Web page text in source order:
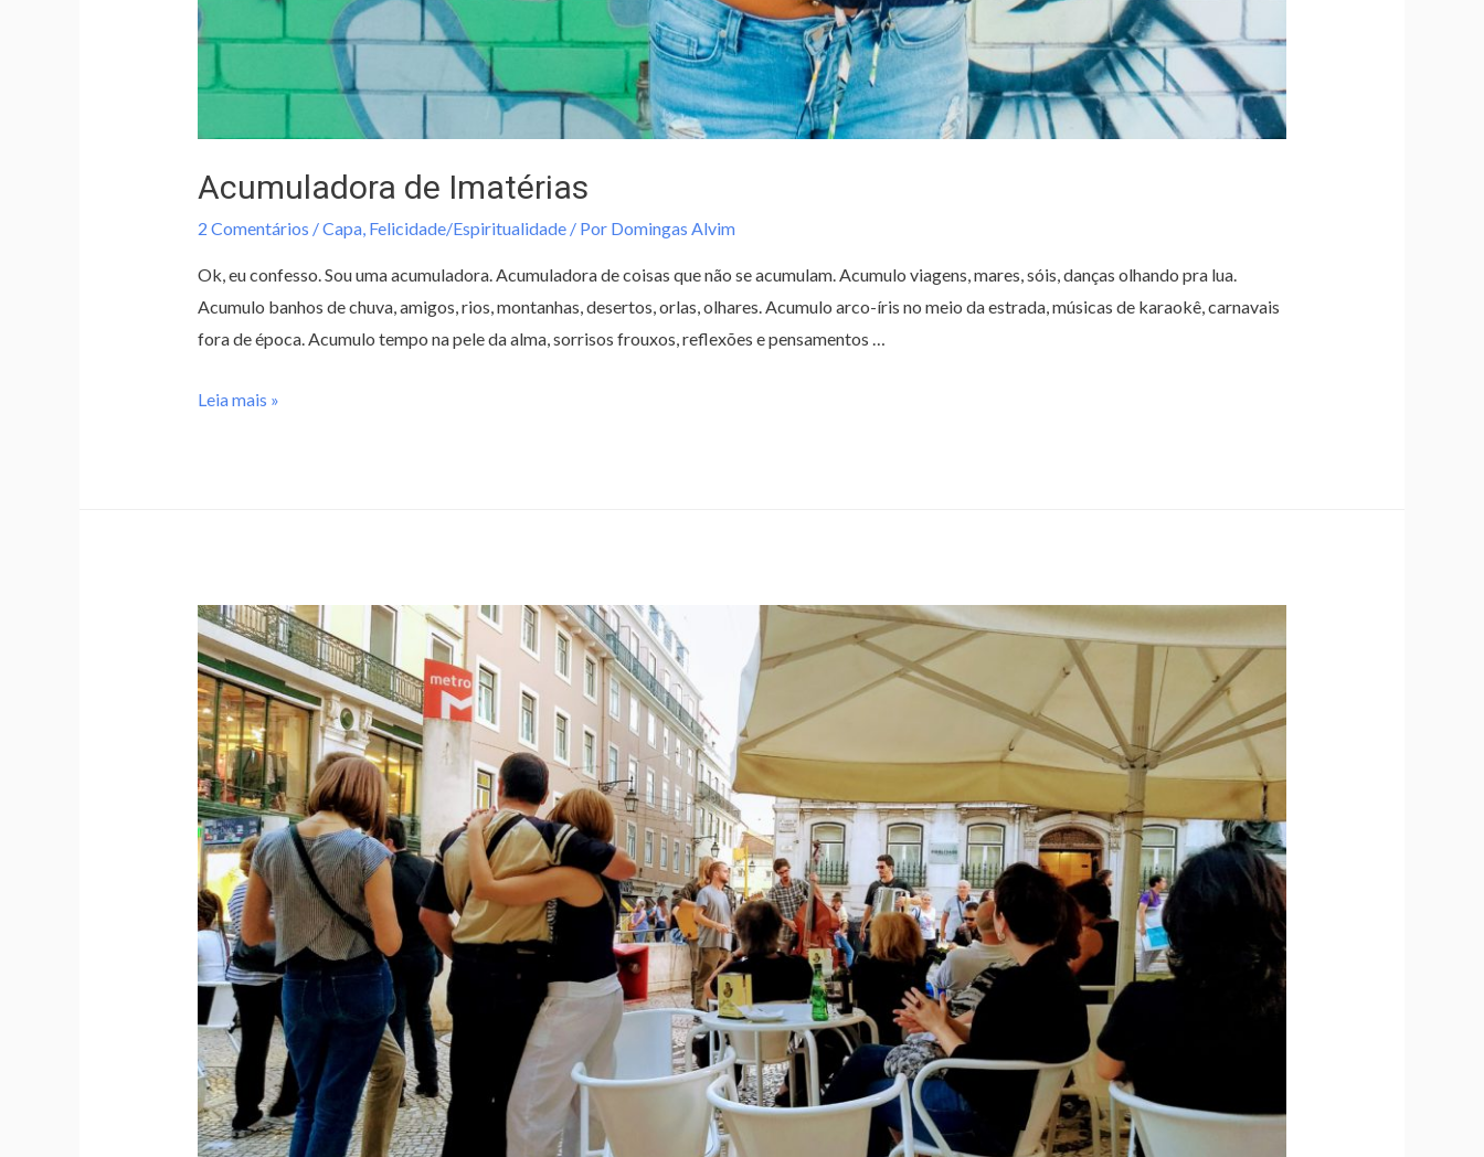
Acumuladora de Imatérias
2 Comentários /Capa, Felicidade/Espiritualidade/ Por Domingas Alvim
Ok, eu confesso. Sou uma acumuladora. Acumuladora de coisas que não se acumulam. Acumulo viagens, mares, sóis, danças olhando pra lua.
Acumulo banhos de chuva, amigos, rios, montanhas, desertos, orlas, olhares. Acumulo arco-íris no meio da estrada, músicas de karaokê, carnavais
fora de época. Acumulo tempo na pele da alma, sorrisos frouxos, reflexões e pensamentos …
Leia mais »